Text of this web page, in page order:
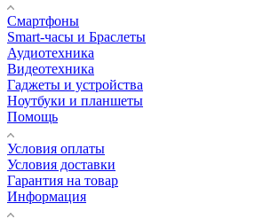
Смартфоны
Smart-часы и Браслеты
Аудиотехника
Видеотехника
Гаджеты и устройства
Ноутбуки и планшеты
Помощь
Условия оплаты
Условия доставки
Гарантия на товар
Информация